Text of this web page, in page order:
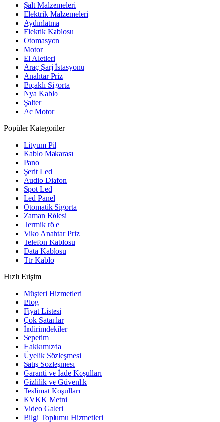
Şalt Malzemeleri
Elektrik Malzemeleri
Aydınlatma
Elektik Kablosu
Otomasyon
Motor
El Aletleri
Araç Şarj İstasyonu
Anahtar Priz
Bıçaklı Sigorta
Nya Kablo
Şalter
Ac Motor
Popüler Kategoriler
Lityum Pil
Kablo Makarası
Pano
Şerit Led
Audio Diafon
Spot Led
Led Panel
Otomatik Sigorta
Zaman Rölesi
Termik röle
Viko Anahtar Priz
Telefon Kablosu
Data Kablosu
Ttr Kablo
Hızlı Erişim
Müşteri Hizmetleri
Blog
Fiyat Listesi
Çok Satanlar
İndirimdekiler
Sepetim
Hakkımızda
Üyelik Sözleşmesi
Satış Sözleşmesi
Garanti ve İade Koşulları
Gizlilik ve Güvenlik
Teslimat Koşulları
KVKK Metni
Video Galeri
Bilgi Toplumu Hizmetleri